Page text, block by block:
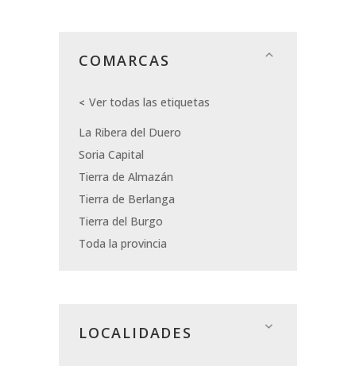
COMARCAS
Ver todas las etiquetas
La Ribera del Duero
Soria Capital
Tierra de Almazán
Tierra de Berlanga
Tierra del Burgo
Toda la provincia
LOCALIDADES